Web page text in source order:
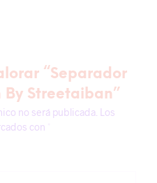
“Separador
Streetaiban”
no será publicada. Los
con